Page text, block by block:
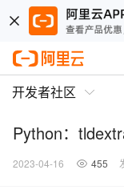
开发者社区
Python：
2023-04-16 455